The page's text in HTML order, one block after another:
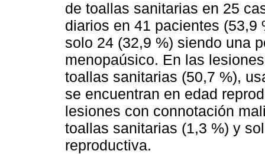
de toallas sanitarias en 25
diarios en 41 pacientes (53,9
solo 24 (32,9 %) siendo una
menopaúsico. En las
toallas sanitarias (50,7 %),
se encuentran en edad
lesiones con connotación
toallas sanitarias (1,3 %) y
reproductiva.